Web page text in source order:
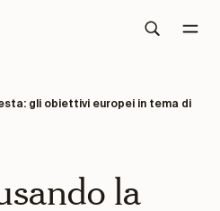
gli obiettivi europei in tema di
la